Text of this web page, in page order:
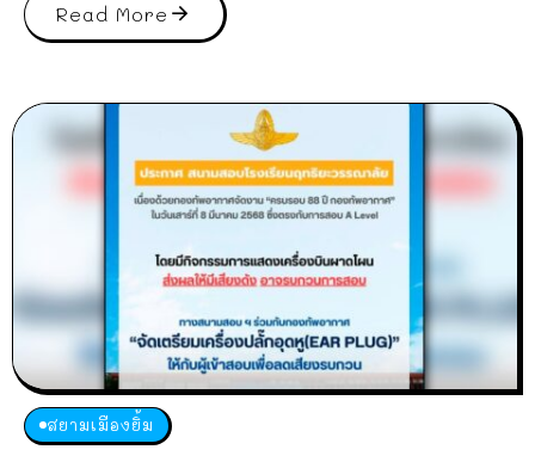
Read More
สยามเมืองยิ้ม